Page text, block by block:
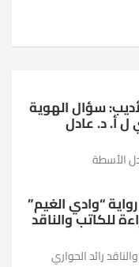
سؤال الهوية
ل أ. د. عادل
الأسطة
“وادي الغيم”
للكاتب والناقد
رائد الحواري